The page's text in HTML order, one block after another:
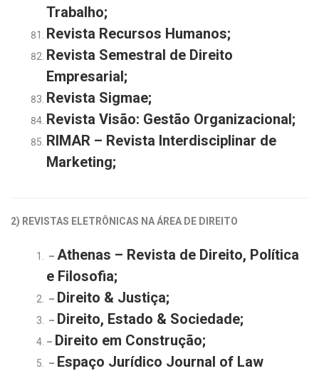
Trabalho;
Revista Recursos Humanos;
Revista Semestral de Direito
Empresarial;
Revista Sigmae;
Revista Visão: Gestão Organizacional;
RIMAR – Revista Interdisciplinar de
Marketing;
2) REVISTAS ELETRÔNICAS NA ÁREA DE DIREITO
– Athenas – Revista de Direito, Política
e Filosofia;
– Direito & Justiça;
– Direito, Estado & Sociedade;
– Direito em Construção;
– Espaço Jurídico Journal of Law